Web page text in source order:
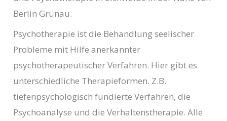
Berlin Grünau.
Psychotherapie ist die Behandlung seelischer
Probleme mit Hilfe anerkannter
psychotherapeutischer Verfahren. Hier gibt es
unterschiedliche Therapieformen. Z.B.
tiefenpsychologisch fundierte Verfahren, die
Psychoanalyse und die Verhaltenstherapie. Alle